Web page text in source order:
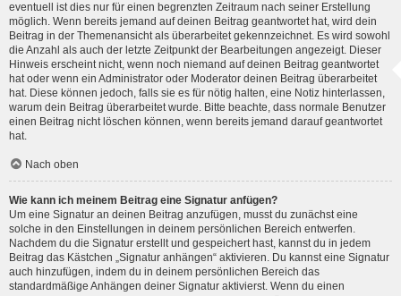
eventuell ist dies nur für einen begrenzten Zeitraum nach seiner Erstellung
möglich. Wenn bereits jemand auf deinen Beitrag geantwortet hat, wird dein
Beitrag in der Themenansicht als überarbeitet gekennzeichnet. Es wird sowohl
die Anzahl als auch der letzte Zeitpunkt der Bearbeitungen angezeigt. Dieser
Hinweis erscheint nicht, wenn noch niemand auf deinen Beitrag geantwortet
hat oder wenn ein Administrator oder Moderator deinen Beitrag überarbeitet
hat. Diese können jedoch, falls sie es für nötig halten, eine Notiz hinterlassen,
warum dein Beitrag überarbeitet wurde. Bitte beachte, dass normale Benutzer
einen Beitrag nicht löschen können, wenn bereits jemand darauf geantwortet
hat.
Nach oben
Wie kann ich meinem Beitrag eine Signatur anfügen?
Um eine Signatur an deinen Beitrag anzufügen, musst du zunächst eine
solche in den Einstellungen in deinem persönlichen Bereich entwerfen.
Nachdem du die Signatur erstellt und gespeichert hast, kannst du in jedem
Beitrag das Kästchen „Signatur anhängen“ aktivieren. Du kannst eine Signatur
auch hinzufügen, indem du in deinem persönlichen Bereich das
standardmäßige Anhängen deiner Signatur aktivierst. Wenn du einen